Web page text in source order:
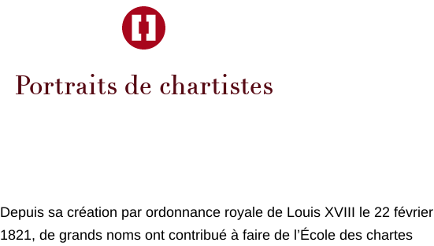
Portraits de chartistes
Depuis sa création par ordonnance royale de Louis XVIII le 22 février
1821, de grands noms ont contribué à faire de l’École des chartes